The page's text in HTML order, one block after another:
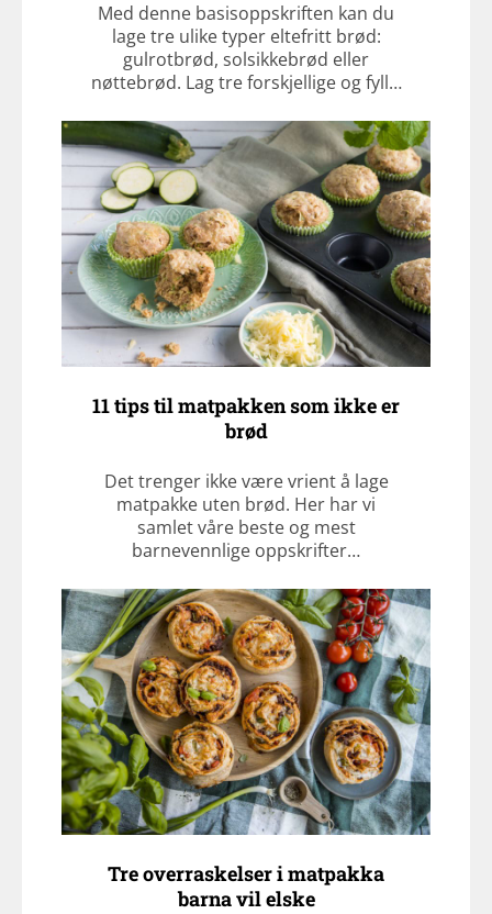
Med denne basisoppskriften kan du
lage tre ulike typer eltefritt brød:
gulrotbrød, solsikkebrød eller
nøttebrød. Lag tre forskjellige og fyll…
11 tips til matpakken som ikke er
brød
Det trenger ikke være vrient å lage
matpakke uten brød. Her har vi
samlet våre beste og mest
barnevennlige oppskrifter…
Tre overraskelser i matpakka
barna vil elske